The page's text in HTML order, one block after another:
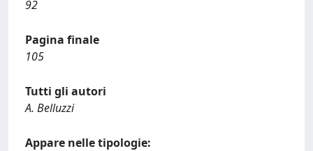
92
Pagina finale
105
Tutti gli autori
A. Belluzzi
Appare nelle tipologie: